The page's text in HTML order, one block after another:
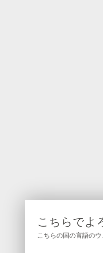
こちらでよ
こちらの国の言語の